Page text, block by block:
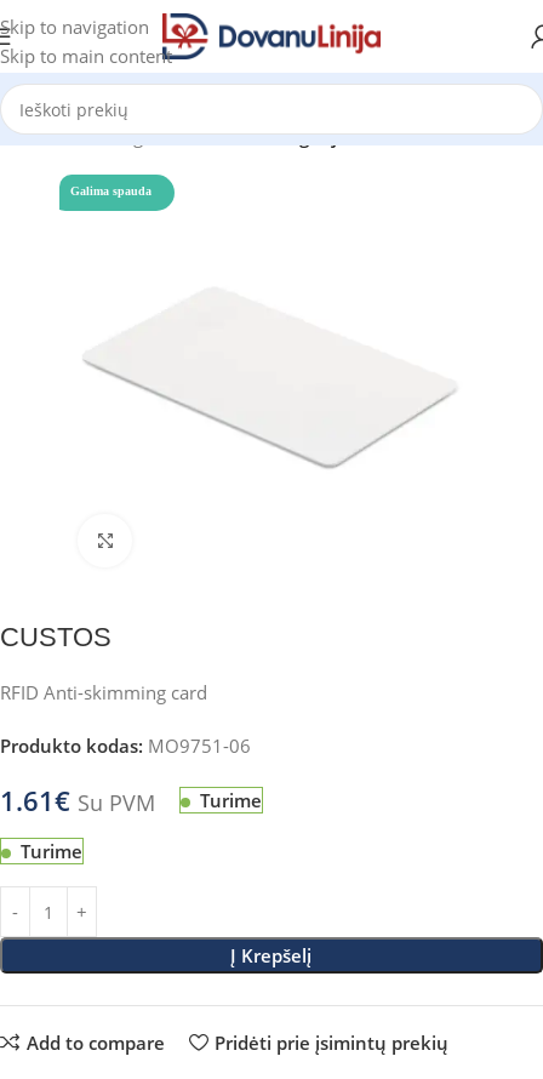
Skip to navigation
Skip to main content
Pradžia Katalogas Prekes be kategorijos
Galima spauda
CUSTOS
RFID Anti-skimming card
Produkto kodas: MO9751-06
1.61€ Su PVM Turime
Turime
Į Krepšelį
Add to compare Pridėti prie įsimintų prekių